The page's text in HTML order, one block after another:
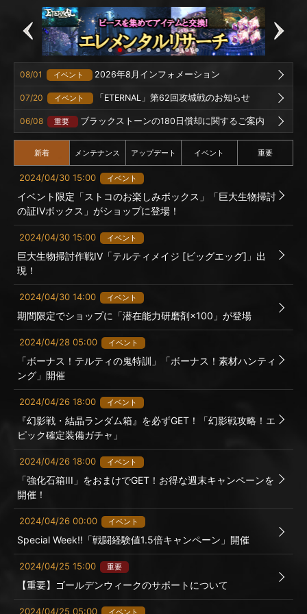
08/01 イベント 2026年8月インフォメーション
07/20 イベント 「ETERNAL」第62回攻城戦のお知らせ
06/08 重要 ブラックストーンの180日償却に関するご案内
新着 メンテナンス アップデート イベント 重要
2024/04/30 15:00 イベント
イベント限定「ストコのお楽しみボックス」「巨大生物掃討
の証IVボックス」がショップに登場！
2024/04/30 15:00 イベント
巨大生物掃討作戦IV「テルティメイジ [ビッグエッグ]」出
現！
2024/04/30 14:00 イベント
期間限定でショップに「潜在能力研磨剤×100」が登場
2024/04/28 05:00 イベント
「ボーナス！テルティの鬼特訓」「ボーナス！素材ハンティ
ング」開催
2024/04/26 18:00 イベント
『幻影戦・結晶ランダム箱』を必ずGET！「幻影戦攻略！エ
ピック確定装備ガチャ」
2024/04/26 18:00 イベント
「強化石箱III」をおまけでGET！お得な週末キャンペーンを
開催！
2024/04/26 00:00 イベント
Special Week!!「戦闘経験値1.5倍キャンペーン」開催
2024/04/25 15:00 重要
【重要】ゴールデンウィークのサポートについて
2024/04/25 05:00 イベント